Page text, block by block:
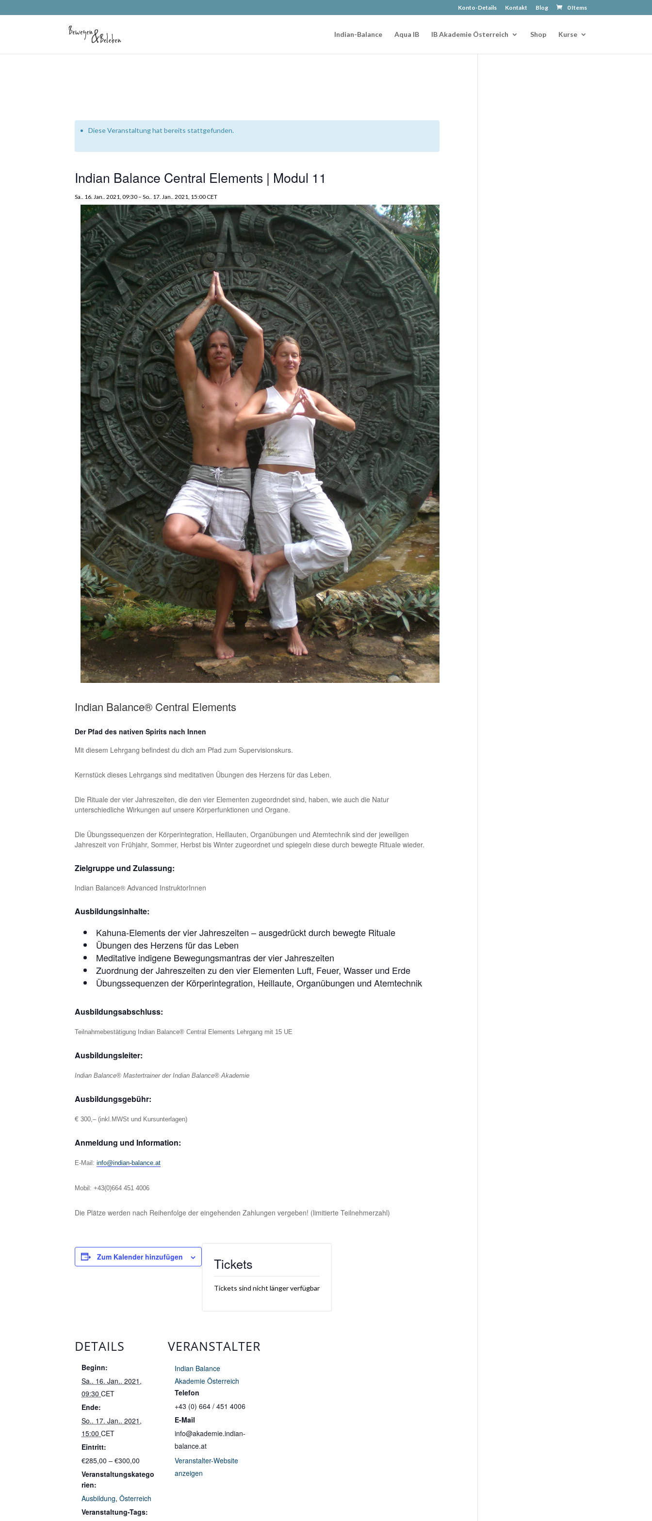
Konto-Details Kontakt Blog 0 Items
Indian-Balance Aqua IB IB Akademie Österreich Shop Kurse
Diese Veranstaltung hat bereits stattgefunden.
Indian Balance Central Elements | Modul 11
Sa.. 16. Jan.. 2021, 09:30 –So.. 17. Jan.. 2021, 15:00CET
Indian Balance® Central Elements
Der Pfad des nativen Spirits nach Innen
Mit diesem Lehrgang befindest du dich am Pfad zum Supervisionskurs.
Kernstück dieses Lehrgangs sind meditativen Übungen des Herzens für das Leben.
Die Rituale der vier Jahreszeiten, die den vier Elementen zugeordndet sind, haben, wie auch die Natur
unterschiedliche Wirkungen auf unsere Körperfunktionen und Organe.
Die Übungssequenzen der Körperintegration, Heillauten, Organübungen und Atemtechnik sind der jeweiligen
Jahreszeit von Frühjahr, Sommer, Herbst bis Winter zugeordnet und spiegeln diese durch bewegte Rituale wieder.
Zielgruppe und Zulassung:
Indian Balance® Advanced InstruktorInnen
Ausbildungsinhalte:
Kahuna-Elements der vier Jahreszeiten – ausgedrückt durch bewegte Rituale
Übungen des Herzens für das Leben
Meditative indigene Bewegungsmantras der vier Jahreszeiten
Zuordnung der Jahreszeiten zu den vier Elementen Luft, Feuer, Wasser und Erde
Übungssequenzen der Körperintegration, Heillaute, Organübungen und Atemtechnik
Ausbildungsabschluss:
Teilnahmebestätigung Indian Balance® Central Elements Lehrgang mit 15 UE
Ausbildungsleiter:
Indian Balance® Mastertrainer der Indian Balance® Akademie
Ausbildungsgebühr:
€300,– (inkl.MWSt und Kursunterlagen)
Anmeldung und Information:
E-Mail:info@indian-balance.at
Mobil: +43(0)664 451 4006
Die Plätze werden nach Reihenfolge der eingehenden Zahlungen vergeben! (limitierte Teilnehmerzahl)
Zum Kalender hinzufügen Tickets
Tickets sind nicht länger verfügbar
DETAILS
Beginn:
Sa.. 16. Jan.. 2021,
09:30CET
Ende:
So.. 17. Jan.. 2021,
15:00CET
Eintritt:
€285,00 – €300,00
Veranstaltungskatego
rien:
Ausbildung,Österreich
Veranstaltung-Tags:
VERANSTALTER
Indian Balance
Akademie Österreich
Telefon
+43 (0) 664 / 451 4006
E-Mail
info@akademie.indian-
balance.at
Veranstalter-Website
anzeigen